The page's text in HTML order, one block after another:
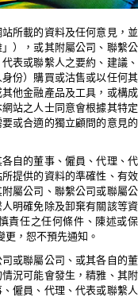
所載的資料及任何意見，並
），或其附屬公司、聯繫公
表或聯繫人之要約、建議、
份）購買或沽售或以任何其
他金融產品及工具，或構成
站之人士同意會根據其特定
或合適的獨立顧問的意見的
自的董事、僱員、代理、代
提供的資料的準確性、有效
屬公司、聯繫公司或聯屬公
明確免除及卸棄有關該等資
責任之任何條件、陳述或保
更，恕不預先通知。
或聯屬公司、或其各自的董
況可能會發生，精雅、其附
僱員、代理、代表或聯繫人